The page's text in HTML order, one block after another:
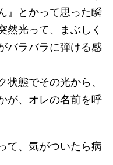
』とかって思った瞬
然光って、まぶしく
バラバラに弾ける感
状態でその光から、
が、オレの名前を呼
て、気がついたら病